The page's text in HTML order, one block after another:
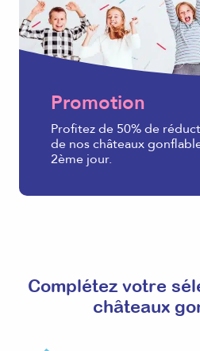
Promotion
Profitez de 50% de
de nos châteaux
2ème jour.
Complétez votre
châteaux